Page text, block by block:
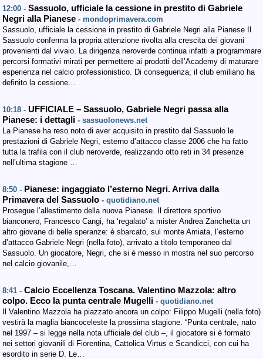
12:00 - Sassuolo, ufficiale la cessione in prestito di Gabriele
Negri alla Pianese - mondoprimavera.com
Sassuolo, ufficiale la cessione in prestito di Gabriele Negri alla Pianese Il
Sassuolo conferma la propria attenzione rivolta alla crescita dei giovani
provenienti dal vivaio. La dirigenza neroverde continua infatti a programmare
percorsi formativi mirati per permettere ai prodotti dell’Academy di maturare
esperienza nel calcio professionistico. Di conseguenza, il club emiliano ha
definito la cessione…
10:18 - UFFICIALE – Sassuolo, Gabriele Negri passa alla
Pianese: i dettagli - sassuolonews.net
La Pianese ha reso noto di aver acquisito in prestito dal Sassuolo le
prestazioni di Gabriele Negri, esterno d’attacco classe 2006 che ha fatto
tutta la trafila con il club neroverde, realizzando otto reti in 34 presenze
nell’ultima stagione …
8:50 - Pianese: ingaggiato l’esterno Negri. Arriva dalla
Primavera del Sassuolo - quotidiano.net
Prosegue l’allestimento della nuova Pianese. Il direttore sportivo
bianconero, Francesco Cangi, ha ‘regalato’ a mister Andrea Zanchetta un
altro giovane di belle speranze: è sbarcato, sul monte Amiata, l’esterno
d’attacco Gabriele Negri (nella foto), arrivato a titolo temporaneo dal
Sassuolo. Un giocatore, Negri, che si è messo in mostra nel suo percorso
nel calcio giovanile,…
8:41 - Calcio Eccellenza Toscana. Valentino Mazzola: altro
colpo. Ecco la punta centrale Mugelli - quotidiano.net
Il Valentino Mazzola ha piazzato ancora un colpo: Filippo Mugelli (nella foto)
vestirà la maglia biancoceleste la prossima stagione. “Punta centrale, nato
nel 1997 – si legge nella nota ufficiale del club –, il giocatore si è formato
nei settori giovanili di Fiorentina, Cattolica Virtus e Scandicci, con cui ha
esordito in serie D. Le…